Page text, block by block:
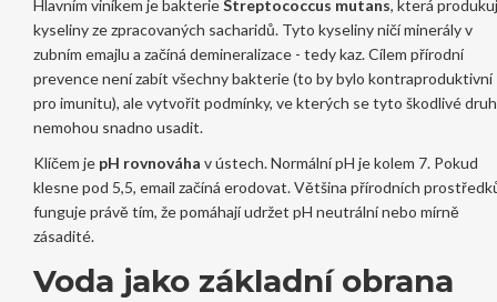
Hlavním viníkem je bakterieStreptococcus mutans, která
kyseliny ze zpracovaných sacharidů. Tyto kyseliny ničí minerály v
zubním emajlu a začíná demineralizace - tedy kaz. Cílem přírodní
prevence není zabít všechny bakterie (to by bylo kontraproduktivní
pro imunitu), ale vytvořit podmínky, ve kterých se tyto škodlivé
nemohou snadno usadit.
Klíčem je pH rovnováha v ústech. Normální pH je kolem 7. Pokud
klesne pod 5,5, email začíná erodovat. Většina přírodních
funguje právě tím, že pomáhají udržet pH neutrální nebo mírně
zásadité.
Voda jako základní obrana